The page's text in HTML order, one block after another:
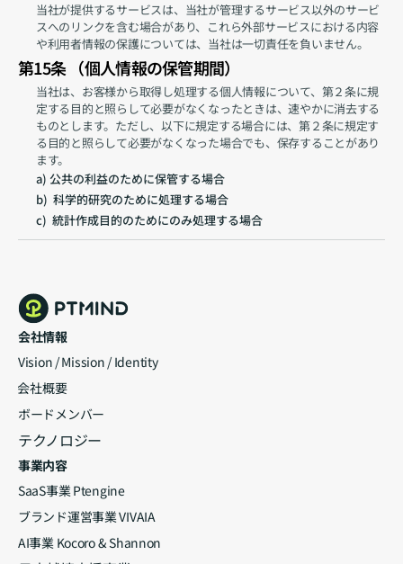
当社が提供するサービスは、当社が管理するサービス以外のサービ
スへのリンクを含む場合があり、これら外部サービスにおける内容
や利用者情報の保護については、当社は一切責任を負いません。
第15条 （個人情報の保管期間）
当社は、お客様から取得し処理する個人情報について、第２条に規
定する目的と照らして必要がなくなったときは、速やかに消去する
ものとします。ただし、以下に規定する場合には、第２条に規定す
る目的と照らして必要がなくなった場合でも、保存することがあり
ます。
a) 公共の利益のために保管する場合
b)  科学的研究のために処理する場合
c)  統計作成目的のためにのみ処理する場合
会社情報
Vision / Mission / Identity
⁨⁩会社概要
ボードメンバー
テクノロジー
事業内容
SaaS事業 Ptengine
ブランド運営事業 VIVAIA
AI事業 Kocoro & Shannon